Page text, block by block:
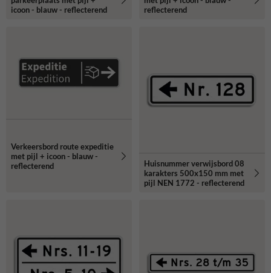
icoon - blauw - reflecterend
reflecterend
Verkeersbord route expeditie
met pijl + icoon - blauw -
reflecterend
Huisnummer verwijsbord 08
karakters 500x150 mm met
pijl NEN 1772 - reflecterend